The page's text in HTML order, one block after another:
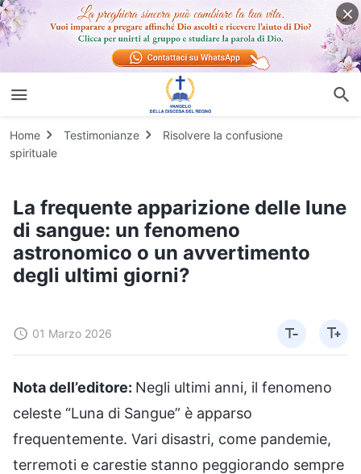
Home Testimonianze
Risolvere la confusione
spirituale
La frequente apparizione delle lune
di sangue: un fenomeno
astronomico o un avvertimento
degli ultimi giorni?
01 Marzo 2026
Nota dell’editore: Negli ultimi anni, il fenomeno
celeste “Luna di Sangue” è apparso
frequentemente. Vari disastri, come pandemie,
terremoti e carestie stanno peggiorando sempre